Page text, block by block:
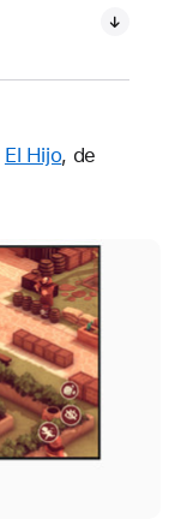
El Hijo, de